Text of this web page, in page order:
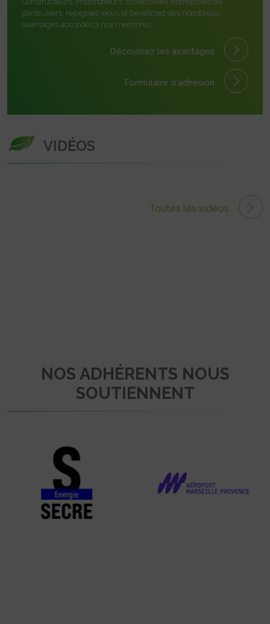
particuliers, rejoignez-nous et bénéficiez des nombreux
avantages accordés à nos membres.
Découvrez les avantages
Formulaire d'adhésion
VIDÉOS
Toutes les vidéos
NOS ADHÉRENTS NOUS
SOUTIENNENT